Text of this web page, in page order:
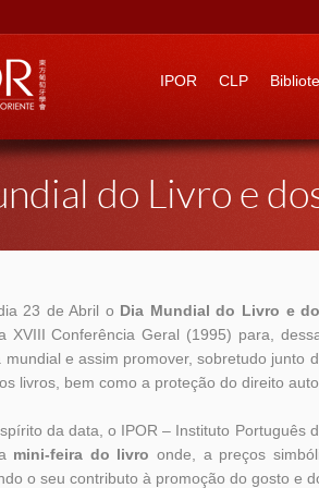
Go to:
IPOR CLP
do Livro e
23 de Abril o Dia Mundial do Livro e
XVIII Conferência Geral (1995) para,
mundial e assim promover, sobretudo junto
livros, bem como a proteção do direito
da data, o IPOR – Instituto Português
mini-feira do livro onde, a preços
o seu contributo à promoção do gosto e